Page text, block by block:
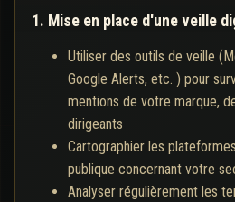
1. Mise en place d'une veille
Utiliser des outils de veille
Google Alerts, etc. ) pour
mentions de votre marque,
dirigeants
Cartographier les
publique concernant votre
Analyser régulièrement les